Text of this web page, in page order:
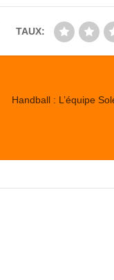
TAUX:
Handball : L’équipe